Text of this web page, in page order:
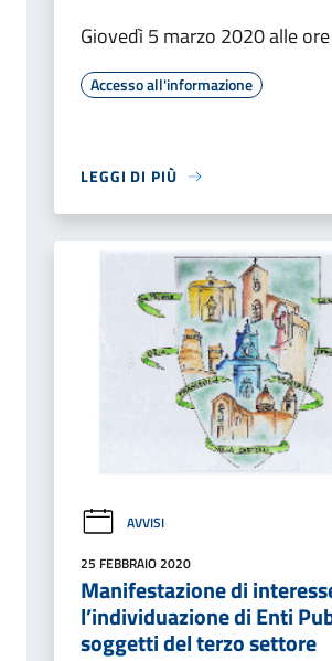
Giovedì 5 marzo 2020 alle
Accesso all'informazione
LEGGI DI PIÙ
AVVISI
25 FEBBRAIO 2020
Manifestazione di
l’individuazione di Enti
soggetti del terzo settore